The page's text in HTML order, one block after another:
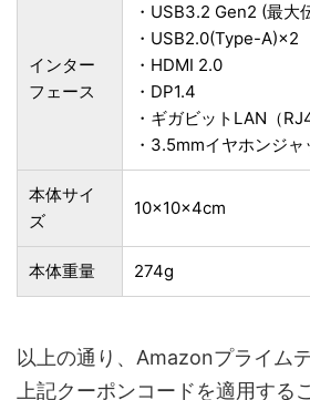
インター
フェース
・USB3.2 Gen2 (最大
・USB2.0(Type-A)×2
・HDMI 2.0
・DP1.4
・ギガビットLAN（
・3.5mmイヤホンジャ
本体サイ
ズ
10×10×4cm
本体重量 274g
以上の通り、Amazonプライム
上記クーポンコードを適用する